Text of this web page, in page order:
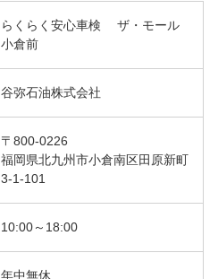
らくらく安心車検 ザ・モール
小倉前
谷弥石油株式会社
〒800-0226
福岡県北九州市小倉南区田原新町
3-1-101
10:00～18:00
年中無休